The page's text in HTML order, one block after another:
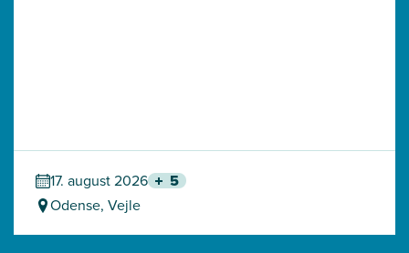
17. august 2026 5
Odense, Vejle